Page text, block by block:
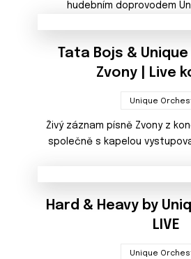
hudebním doprovodem
Tata Bojs &
Zvony | Live
Unique
Živý záznam písně Zvony z
společně s kapelou
Hard & Heavy by
LIVE
Unique